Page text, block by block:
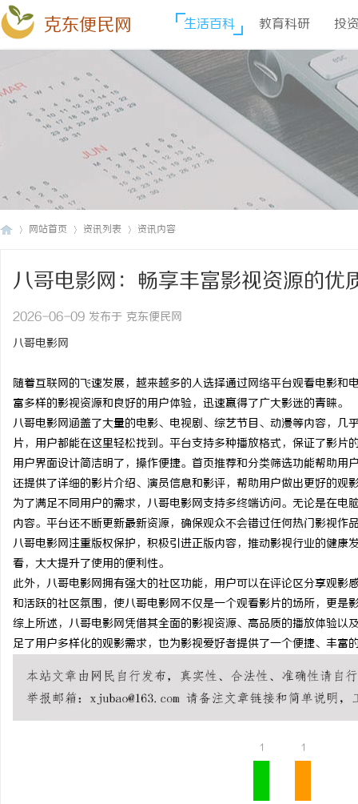
克东便民网 生活百科 教育科研 投
网站首页 资讯列表 资讯内容
八哥电影网：畅享丰富影视资源的优
2026-06-09 发布于 克东便民网
八哥电影网
随着互联网的飞速发展，越来越多的人选择通过网络平台观看电影
富多样的影视资源和良好的用户体验，迅速赢得了广大影迷的青睐。
八哥电影网涵盖了大量的电影、电视剧、综艺节目、动漫等内容，
片，用户都能在这里轻松找到。平台支持多种播放格式，保证了影片
用户界面设计简洁明了，操作便捷。首页推荐和分类筛选功能帮助
还提供了详细的影片介绍、演员信息和影评，帮助用户做出更好的观
为了满足不同用户的需求，八哥电影网支持多终端访问。无论是在
内容。平台还不断更新最新资源，确保观众不会错过任何热门影视作
八哥电影网注重版权保护，积极引进正版内容，推动影视行业的健
看，大大提升了使用的便利性。
此外，八哥电影网拥有强大的社区功能，用户可以在评论区分享观
和活跃的社区氛围，使八哥电影网不仅是一个观看影片的场所，更是
综上所述，八哥电影网凭借其全面的影视资源、高品质的播放体验
足了用户多样化的观影需求，也为影视爱好者提供了一个便捷、丰富
1 1